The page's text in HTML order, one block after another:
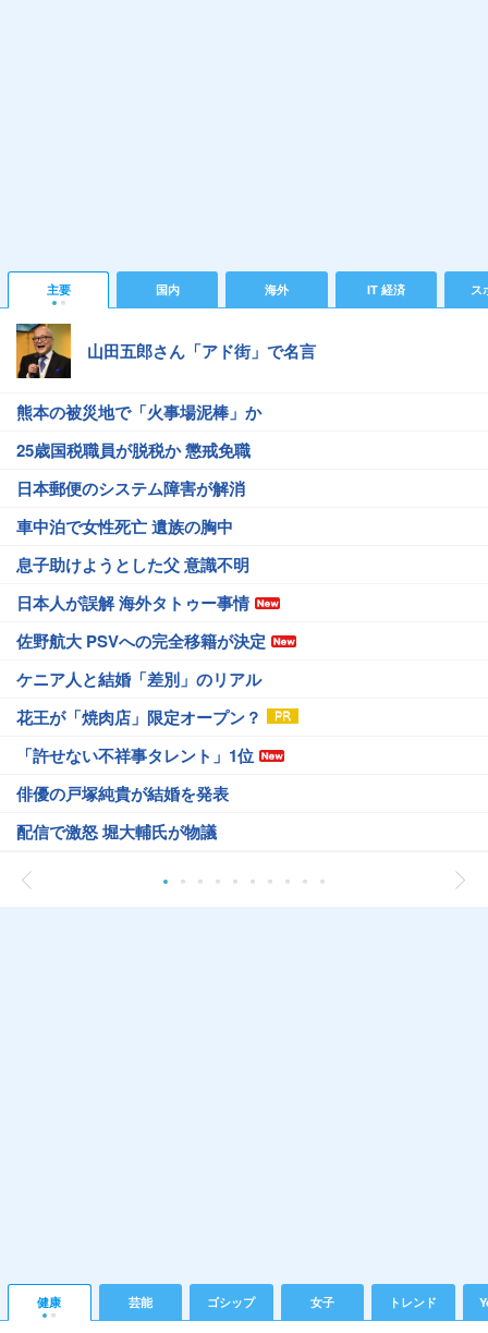
主要 国内 海外 IT 経済 ス
山田五郎さん「アド街」で名言
熊本の被災地で「火事場泥棒」か
25歳国税職員が脱税か 懲戒免職
日本郵便のシステム障害が解消
車中泊で女性死亡 遺族の胸中
息子助けようとした父 意識不明
日本人が誤解 海外タトゥー事情
佐野航大 PSVへの完全移籍が決定
ケニア人と結婚「差別」のリアル
花王が「焼肉店」限定オープン？
「許せない不祥事タレント」1位
俳優の戸塚純貴が結婚を発表
配信で激怒 堀大輔氏が物議
健康 芸能 ゴシップ 女子 トレンド